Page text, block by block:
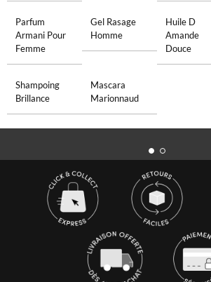
Parfum
Armani Pour
Femme
Gel Rasage
Homme
Huile D
Amande
Douce
Shampoing
Brillance
Mascara
Marionnaud